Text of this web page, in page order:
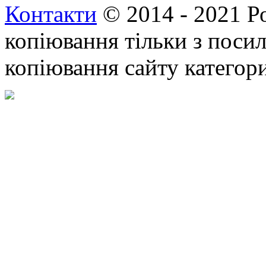
Контакти © 2014 - 2021
копіювання тільки з
копіювання сайту